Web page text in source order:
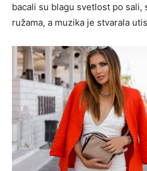
bacali su blagu svetlost po
ružama, a muzika je stvarala